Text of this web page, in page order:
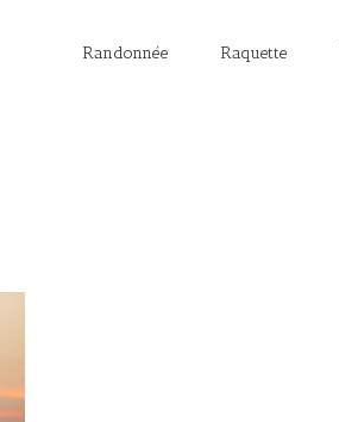
Randonnée Raquette